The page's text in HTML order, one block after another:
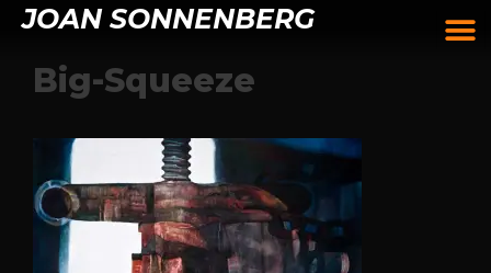
JOAN SONNENBERG
Big-Squeeze